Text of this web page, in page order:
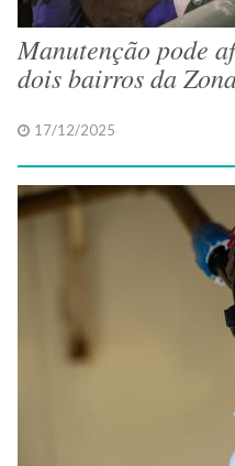
Manutenção pode
dois bairros da
17/12/2025